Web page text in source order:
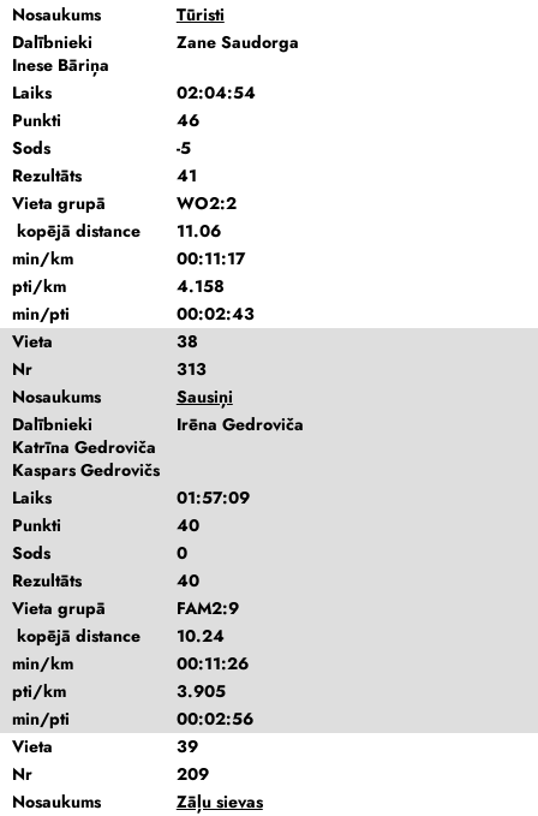
Nosaukums
Tūristi
Dalībnieki
Zane Saudorga
Inese Bāriņa
Laiks
02:04:54
Punkti
46
Sods
-5
Rezultāts
41
Vieta grupā
WO2:2
kopējā distance
11.06
min/km
00:11:17
pti/km
4.158
min/pti
00:02:43
Vieta
38
Nr
313
Nosaukums
Sausiņi
Dalībnieki
Irēna Gedroviča
Katrīna Gedroviča
Kaspars Gedrovičs
Laiks
01:57:09
Punkti
40
Sods
0
Rezultāts
40
Vieta grupā
FAM2:9
kopējā distance
10.24
min/km
00:11:26
pti/km
3.905
min/pti
00:02:56
Vieta
39
Nr
209
Nosaukums
Zāļu sievas